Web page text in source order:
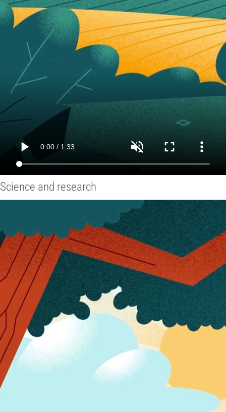
Science and research